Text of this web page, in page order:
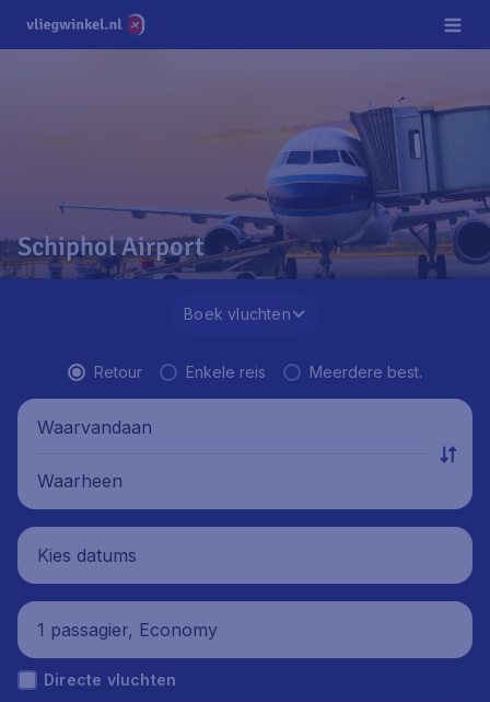
Schiphol Airport
Boek vluchten
Retour Enkele reis Meerdere best.
Waarvandaan
Waarheen
Kies datums
1 passagier, Economy
Directe vluchten